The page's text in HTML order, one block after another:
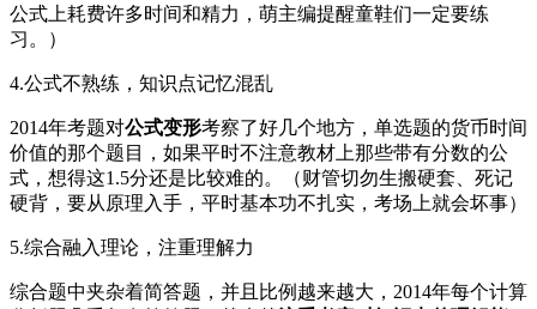
公式上耗费许多时间和精力，萌主编提醒童鞋们一定要练
习。）
4.公式不熟练，知识点记忆混乱
2014年考题对公式变形考察了好几个地方，单选题的货币时间
价值的那个题目，如果平时不注意教材上那些带有分数的公
式，想得这1.5分还是比较难的。（财管切勿生搬硬套、死记
硬背，要从原理入手，平时基本功不扎实，考场上就会坏事）
5.综合融入理论，注重理解力
综合题中夹杂着简答题，并且比例越来越大，2014年每个计算